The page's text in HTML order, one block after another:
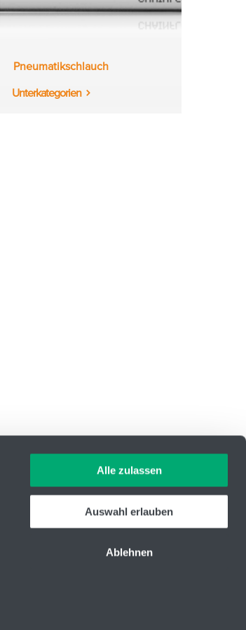
Alle zulassen
Auswahl erlauben
Ablehnen
Pneumatikschlauch
Unterkategorien
ID Nr.: 14869446
+420 416 711 333